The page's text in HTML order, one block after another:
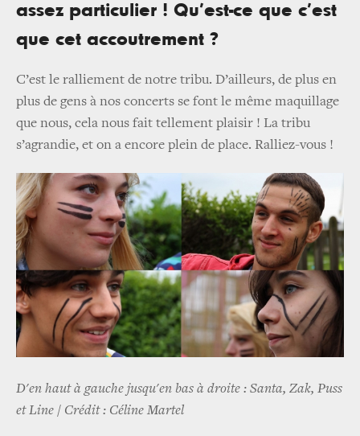
assez particulier ! Qu’est-ce que c’est
que cet accoutrement ?
C’est le ralliement de notre tribu. D’ailleurs, de plus en
plus de gens à nos concerts se font le même maquillage
que nous, cela nous fait tellement plaisir ! La tribu
s’agrandie, et on a encore plein de place. Ralliez-vous !
D'en haut à gauche jusqu'en bas à droite : Santa, Zak, Puss
et Line / Crédit : Céline Martel